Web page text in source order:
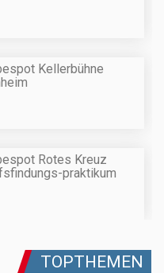
Kellerbühne
Rotes Kreuz
praktikum
TOPTHEMEN